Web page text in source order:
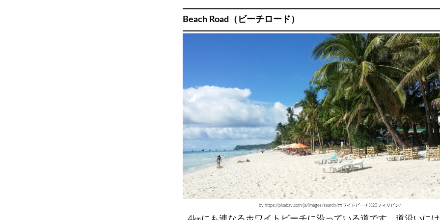
Beach Road（ビーチロード）
by https://pixabay.com/ja/images/search/ホワイトビーチ%20フィリピン/